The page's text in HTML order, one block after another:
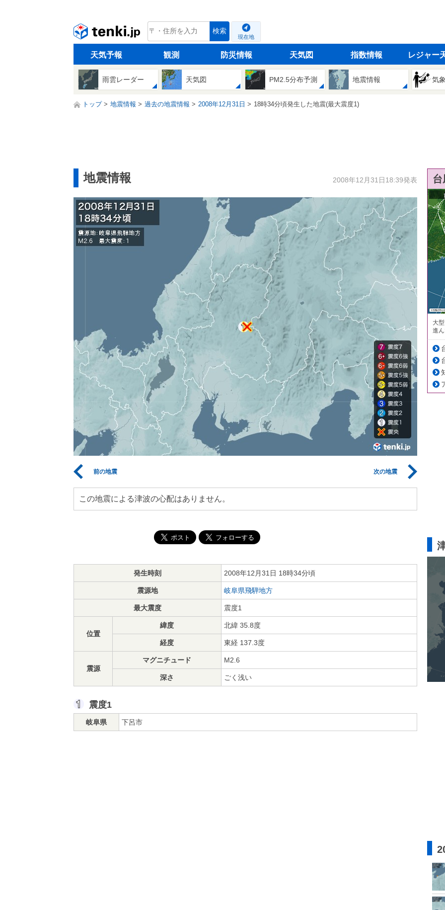
tenki.jp 検索
現在地
天気予報 観測 防災情報 天気図 指数情報 レジャー
雨雲レーダー 天気図 PM2.5分布予測 地震情報 気
トップ 地震情報 過去の地震情報 2008年12月31日 18時34分頃発生した地震(最大震度1)
地震情報 2008年12月31日18:39発表
前の地震 次の地震
この地震による津波の心配はありません。
発生時刻 2008年12月31日 18時34分頃
震源地 岐阜県飛騨地方
最大震度 震度1
位置
緯度 北緯 35.8度
経度 東経 137.3度
震源
マグニチュード M2.6
深さ ごく浅い
震度1
岐阜県 下呂市
大
進